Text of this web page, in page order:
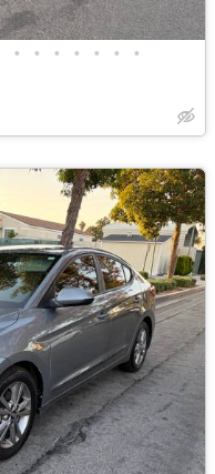
• • • • • • •